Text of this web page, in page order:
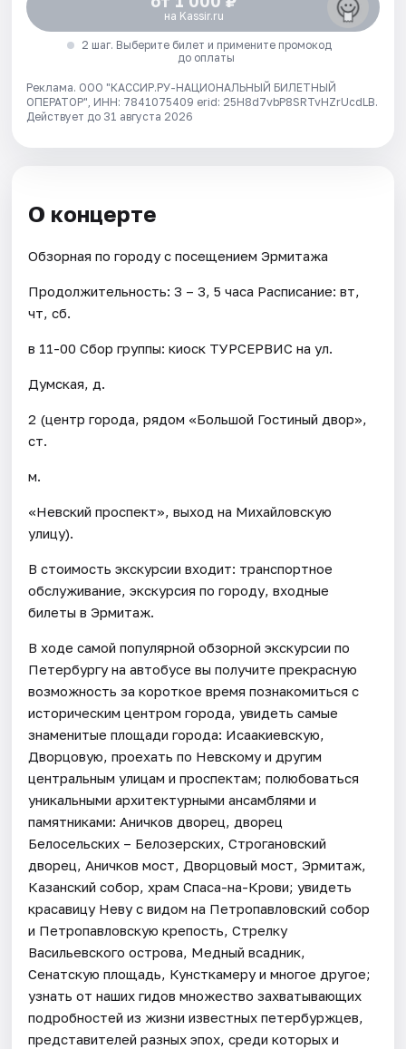
на Kassir.ru
2 шаг. Выберите билет и примените промокод
до оплаты
Реклама. ООО "КАССИР.РУ-НАЦИОНАЛЬНЫЙ БИЛЕТНЫЙ
ОПЕРАТОР", ИНН: 7841075409 erid: 25H8d7vbP8SRTvHZrUcdLB.
Действует до 31 августа 2026
О концерте
Обзорная по городу с посещением Эрмитажа
Продолжительность: 3 – 3, 5 часа Расписание: вт,
чт, сб.
в 11-00 Сбор группы: киоск ТУРСЕРВИС на ул.
Думская, д.
2 (центр города, рядом «Большой Гостиный двор»,
ст.
м.
«Невский проспект», выход на Михайловскую
улицу).
В стоимость экскурсии входит: транспортное
обслуживание, экскурсия по городу, входные
билеты в Эрмитаж.
В ходе самой популярной обзорной экскурсии по
Петербургу на автобусе вы получите прекрасную
возможность за короткое время познакомиться с
историческим центром города, увидеть самые
знаменитые площади города: Исаакиевскую,
Дворцовую, проехать по Невскому и другим
центральным улицам и проспектам; полюбоваться
уникальными архитектурными ансамблями и
памятниками: Аничков дворец, дворец
Белосельских – Белозерских, Строгановский
дворец, Аничков мост, Дворцовый мост, Эрмитаж,
Казанский собор, храм Спаса-на-Крови; увидеть
красавицу Неву с видом на Петропавловский собор
и Петропавловскую крепость, Стрелку
Васильевского острова, Медный всадник,
Сенатскую площадь, Кунсткамеру и многое другое;
узнать от наших гидов множество захватывающих
подробностей из жизни известных петербуржцев,
представителей разных эпох, среди которых и